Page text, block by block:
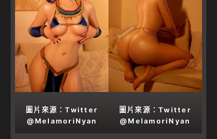
圖片來源：Twitter
@MelamoriNyan
圖片來源：Twitter
@MelamoriNyan